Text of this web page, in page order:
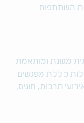
השתתפות
מגוונת ומותאמת
כוללת מפגשים
תרבות, חוגים,